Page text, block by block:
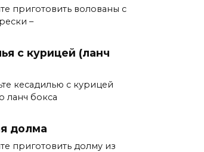
приготовить волованы с
–
с курицей (ланч
кесадилью с курицей
ланч бокса
долма
приготовить долму из